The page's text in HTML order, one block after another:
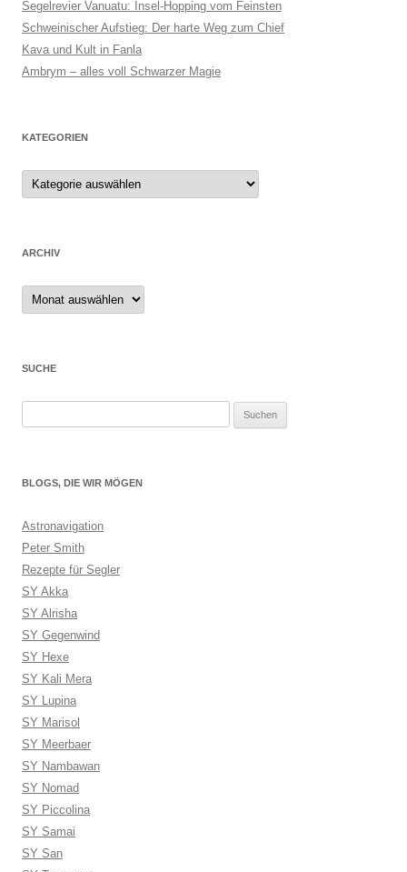
Segelrevier Vanuatu: Insel-Hopping vom Feinsten
Schweinischer Aufstieg: Der harte Weg zum Chief
Kava und Kult in Fanla
Ambrym – alles voll Schwarzer Magie
KATEGORIEN
ARCHIV
Archiv
SUCHE
BLOGS, DIE WIR MÖGEN
Astronavigation
Peter Smith
Rezepte für Segler
SY Akka
SY Alrisha
SY Gegenwind
SY Hexe
SY Kali Mera
SY Lupina
SY Marisol
SY Meerbaer
SY Nambawan
SY Nomad
SY Piccolina
SY Samai
SY San